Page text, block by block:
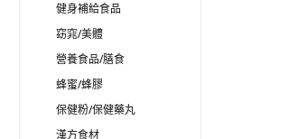
健身補給食品
窈窕/美體
營養食品/膳食
蜂蜜/蜂膠
保健粉/保健藥丸
漢方食材